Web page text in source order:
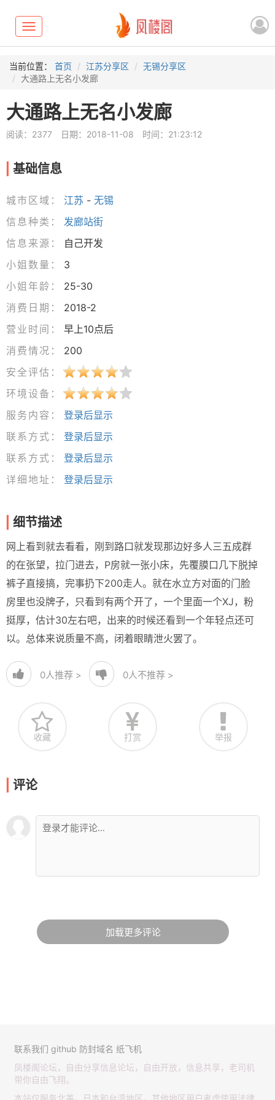
Toggle
navigation
当前位置： 首页 江苏分享区
无锡分享区
大通路上无名小发廊
大通路上无名小发廊
阅读：2377 日期：2018-11-08 时间：21:23:12
基础信息
城市区域： 江苏 - 无锡
信息种类：
发廊站街
信息来源：
自己开发
小姐数量：
3
小姐年龄：
25-30
消费日期：
2018-2
营业时间：
早上10点后
消费情况：
200
安全评估：
环境设备：
服务内容：
登录后显示
联系方式：
登录后显示
联系方式：
登录后显示
详细地址：
登录后显示
细节描述
网上看到就去看看，刚到路口就发现那边好多人三五成群
的在张望，拉门进去，P房就一张小床，先覆膜口几下脱掉
裤子直接搞，完事扔下200走人。就在水立方对面的门脸
房里也没牌子，只看到有两个开了，一个里面一个XJ，粉
挺厚，估计30左右吧，出来的时候还看到一个年轻点还可
以。总体来说质量不高，闭着眼睛泄火罢了。
0人推荐 > 0人不推荐 >
收藏 打赏 举报
评论
加载更多评论
联系我们 github 防封域名 纸飞机
凤楼阁论坛，自由分享信息论坛，自由开放，信息共享，老司机
带你自由飞翔。
本站仅服务北美，日本和台湾地区，其他地区用户考虑使用法律